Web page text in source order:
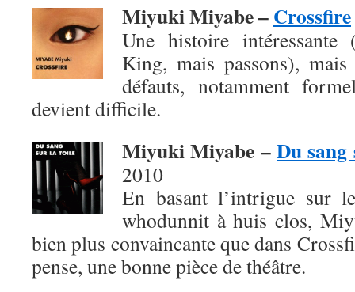
Miyuki Miyabe –Crossfire
Une histoire intéressante
King, mais passons),
défauts, notamment
devient difficile.
Miyuki Miyabe –Du
2010
En basant l’intrigue sur
whodunnit à huis clos,
bien plus convaincante que dans
pense, une bonne pièce de théâtre.